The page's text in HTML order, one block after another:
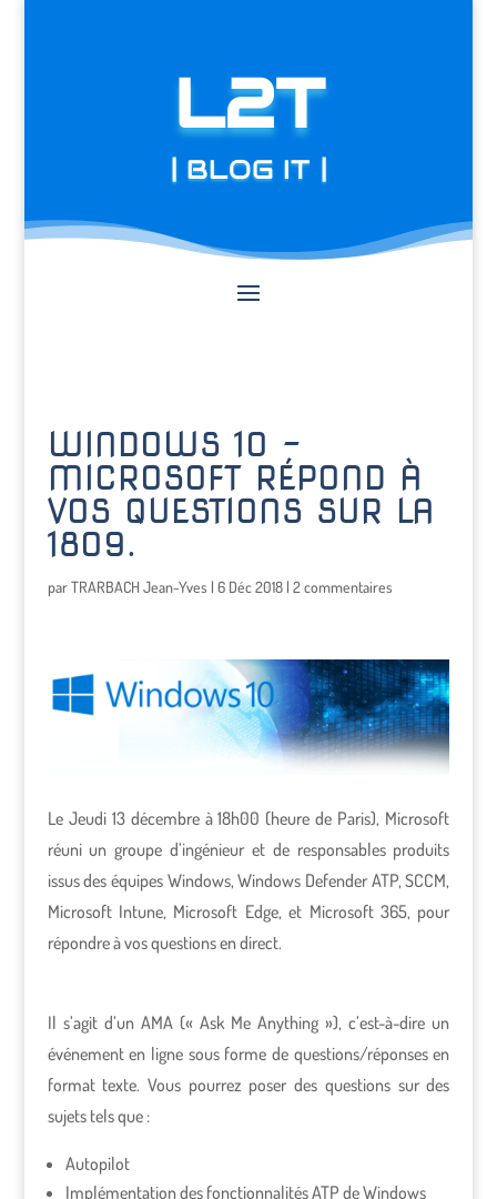
L2T
| BLOG IT |
WINDOWS 10 –
MICROSOFT RÉPOND À
VOS QUESTIONS SUR LA
1809.
parTRARBACH Jean-Yves | 6 Déc 2018| 2 commentaires
Le Jeudi 13 décembre à 18h00 (heure de Paris), Microsoft
réuni un groupe d’ingénieur et de responsables produits
issus des équipes Windows, Windows Defender ATP, SCCM,
Microsoft Intune, Microsoft Edge, et Microsoft 365, pour
répondre à vos questions en direct.
Il s’agit d’un AMA (« Ask Me Anything »), c’est-à-dire un
événement en ligne sous forme de questions/réponses en
format texte. Vous pourrez poser des questions sur des
sujets tels que :
Autopilot
Implémentation des fonctionnalités ATP de Windows